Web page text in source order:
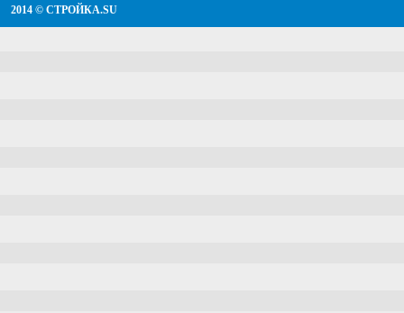
2014 © СТРОЙКА.SU